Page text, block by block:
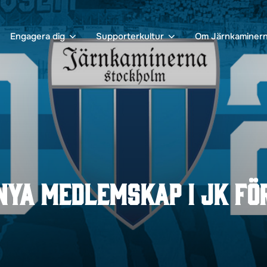
Engagera dig Supporterkultur Om
medlemskap i JK